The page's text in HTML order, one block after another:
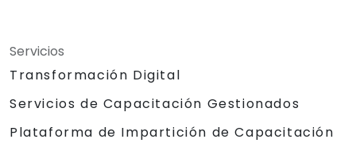
Servicios
Transformación Digital
Servicios de Capacitación Gestionados
Plataforma de Impartición de Capacitación